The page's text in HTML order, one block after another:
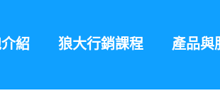
紹 狼大行銷課程 產品與